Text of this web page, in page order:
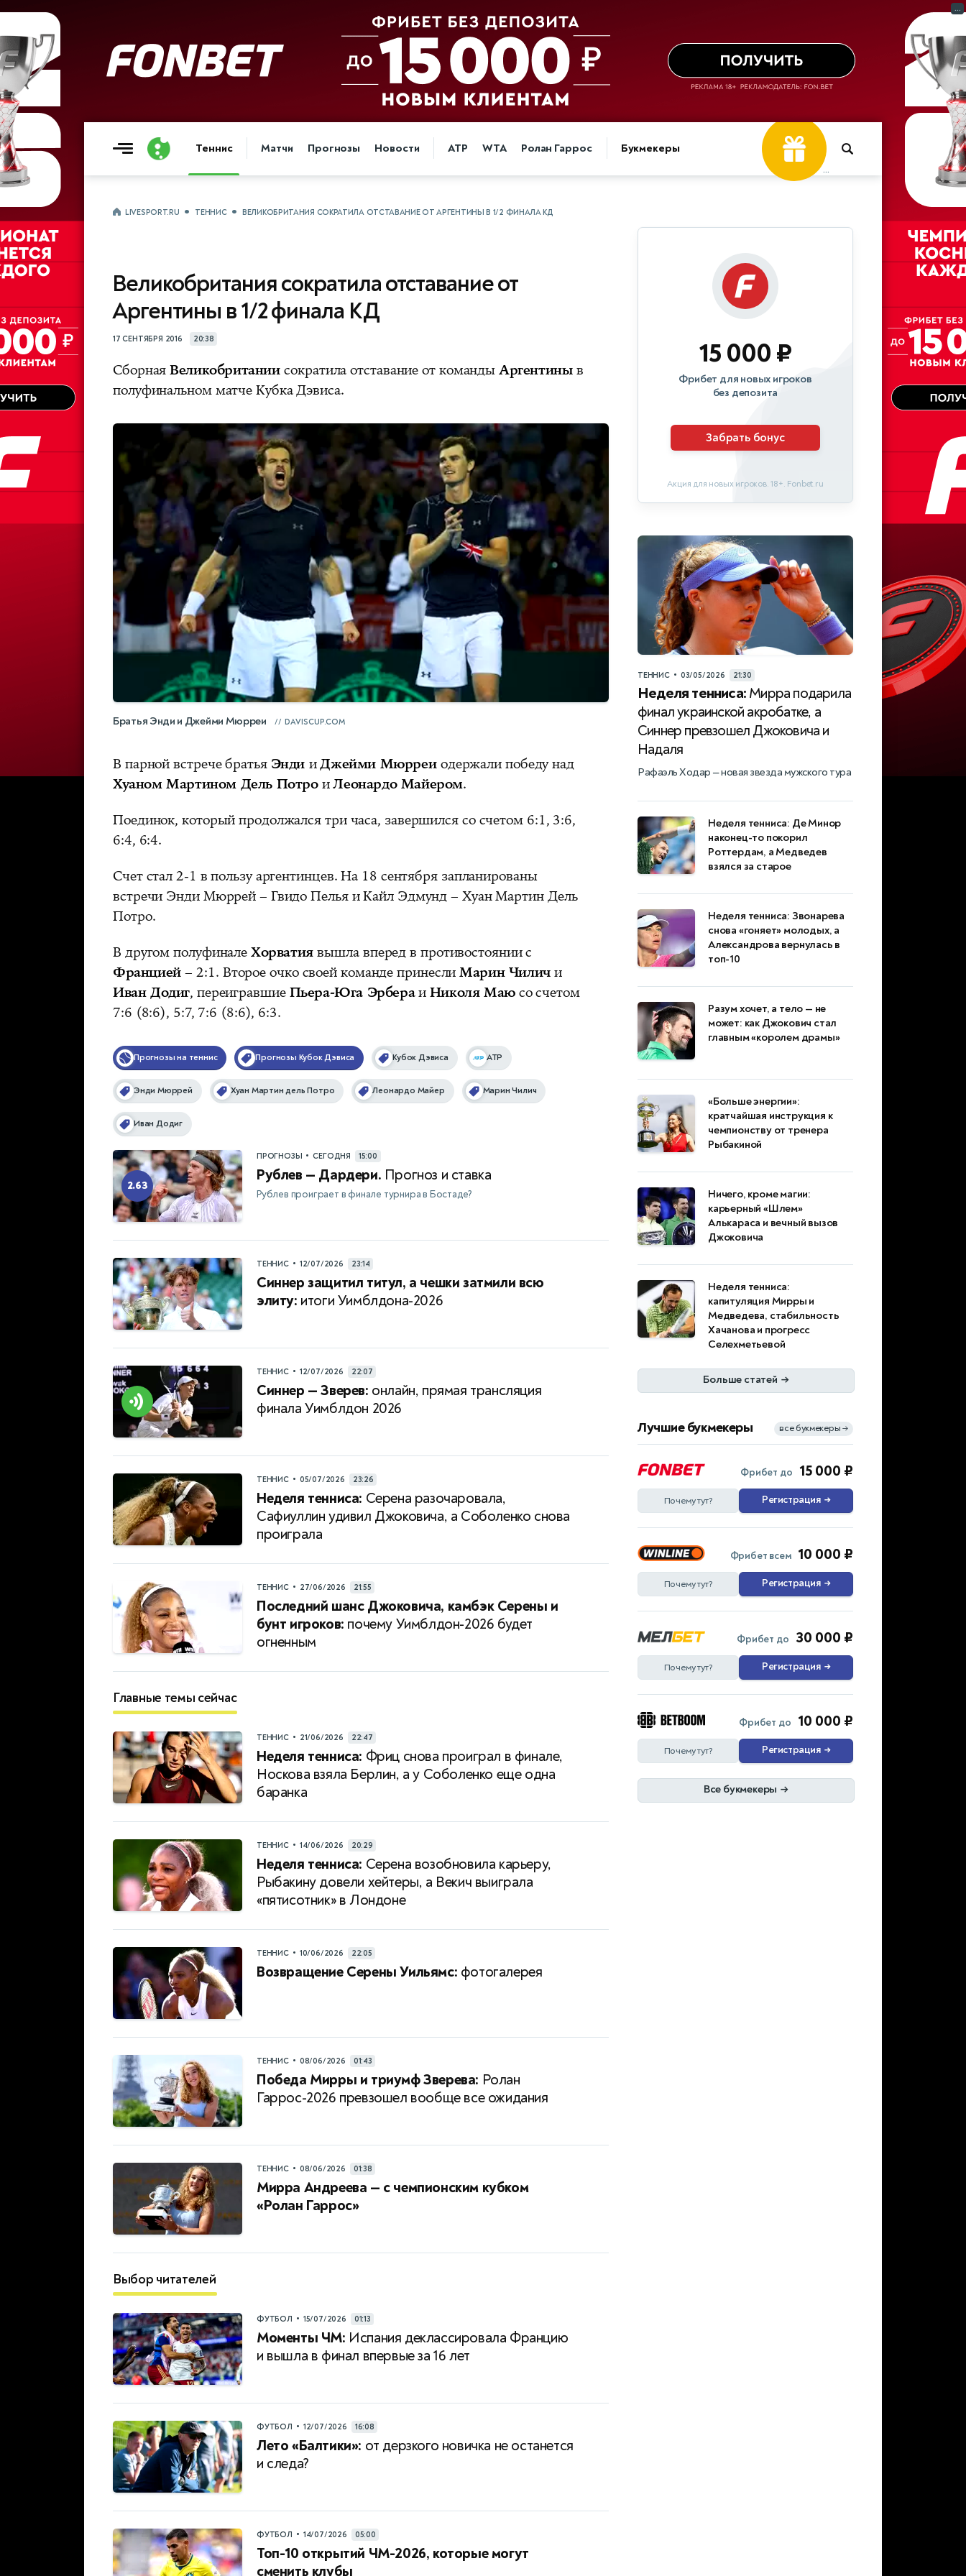
Теннис Матчи Прогнозы Новости ATP WTA Ролан Гаррос Букмекеры
...
LIVESPORT.RU ТЕННИС ВЕЛИКОБРИТАНИЯ СОКРАТИЛА ОТСТАВАНИЕ ОТ АРГЕНТИНЫ В 1/2 ФИНАЛА КД
Великобритания сократила отставание от
Аргентины в 1/2 финала КД
17 СЕНТЯБРЯ 2016 20:38
СборнаяВеликобританиисократила отставание от командыАргентиныв
полуфинальном матче Кубка Дэвиса.
Братья Энди и Джейми Мюрреи DAVISCUP.COM
В парной встрече братья Энди иДжейми Мюрреиодержали победу над
Хуаном Мартином Дель ПотроиЛеонардо Майером.
Поединок, который продолжался три часа, завершился со счетом 6:1, 3:6,
6:4, 6:4.
Счет стал 2-1 в пользу аргентинцев. На 18 сентября запланированы
встречи Энди Мюррей – Гвидо Пелья и Кайл Эдмунд – Хуан Мартин Дель
Потро.
В другом полуфиналеХорватиявышла вперед в противостоянии с
Францией– 2:1. Второе очко своей команде принеслиМарин Чиличи
Иван Додиг, переигравшиеПьера-Юга ЭрбераиНиколя Маюсо счетом
7:6 (8:6), 5:7, 7:6 (8:6), 6:3.
Прогнозы на теннис Прогнозы Кубок Дэвиса Кубок Дэвиса ATP
Энди Мюррей Хуан Мартин дель Потро Леонардо Майер Марин Чилич
Иван Додиг
2.63
ПРОГНОЗЫ • СЕГОДНЯ 15:00
Рублев — Дардери. Прогноз и ставка
Рублев проиграет в финале турнира в Бостаде?
ТЕННИС • 12/07/2026 23:14
Синнер защитил титул, а чешки затмили всю
элиту: итоги Уимблдона-2026
ТЕННИС • 12/07/2026 22:07
Синнер — Зверев: онлайн, прямая трансляция
финала Уимблдон 2026
ТЕННИС • 05/07/2026 23:26
Неделя тенниса: Серена разочаровала,
Сафиуллин удивил Джоковича, а Соболенко снова
проиграла
ТЕННИС • 27/06/2026 21:55
Последний шанс Джоковича, камбэк Серены и
бунт игроков: почему Уимблдон-2026 будет
огненным
Главные темы сейчас
ТЕННИС • 21/06/2026 22:47
Неделя тенниса: Фриц снова проиграл в финале,
Носкова взяла Берлин, а у Соболенко еще одна
баранка
ТЕННИС • 14/06/2026 20:29
Неделя тенниса: Серена возобновила карьеру,
Рыбакину довели хейтеры, а Векич выиграла
«пятисотник» в Лондоне
ТЕННИС • 10/06/2026 22:05
Возвращение Серены Уильямс: фотогалерея
ТЕННИС • 08/06/2026 01:43
Победа Мирры и триумф Зверева: Ролан
Гаррос-2026 превзошел вообще все ожидания
ТЕННИС • 08/06/2026 01:38
Мирра Андреева — с чемпионским кубком
«Ролан Гаррос»
Выбор читателей
ФУТБОЛ • 15/07/2026 01:13
Моменты ЧМ: Испания деклассировала Францию
и вышла в финал впервые за 16 лет
ФУТБОЛ • 12/07/2026 16:08
Лето «Балтики»: от дерзкого новичка не останется
и следа?
ФУТБОЛ • 14/07/2026 05:00
Топ-10 открытий ЧМ-2026, которые могут
сменить клубы
15 000 ₽
Фрибет для новых игроков
без депозита
Забрать бонус
Акция для новых игроков. 18+. Fonbet.ru
ТЕННИС • 03/05/2026 21:30
Неделя тенниса: Мирра подарила
финал украинской акробатке, а
Синнер превзошел Джоковича и
Надаля
Рафаэль Ходар — новая звезда мужского тура
Неделя тенниса: Де Минор
наконец-то покорил
Роттердам, а Медведев
взялся за старое
Неделя тенниса: Звонарева
снова «гоняет» молодых, а
Александрова вернулась в
топ-10
Разум хочет, а тело — не
может: как Джокович стал
главным «королем драмы»
«Больше энергии»:
кратчайшая инструкция к
чемпионству от тренера
Рыбакиной
Ничего, кроме магии:
карьерный «Шлем»
Алькараса и вечный вызов
Джоковича
Неделя тенниса:
капитуляция Мирры и
Медведева, стабильность
Хачанова и прогресс
Селехметьевой
Больше статей →
Лучшие букмекеры все букмекеры →
Фрибет до 15 000 ₽
Почему тут? Регистрация →
Фрибет всем 10 000 ₽
Почему тут? Регистрация →
Фрибет до 30 000 ₽
Почему тут? Регистрация →
Фрибет до 10 000 ₽
Почему тут? Регистрация →
Все букмекеры →
...